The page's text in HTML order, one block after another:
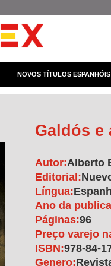
NOVOS TÍTULOS ESPANHÓIS
Galdós e
Autor:Alberto
Editorial:
Língua:
Ano da
Páginas:96
Preço varejo
ISBN:978-84-
Genero: